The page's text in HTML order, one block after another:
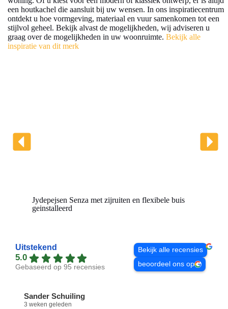
een houtkachel die aansluit bij uw wensen. In ons inspiratiecentrum
ontdekt u hoe vormgeving, materiaal en vuur samenkomen tot een
stijlvol geheel. Bekijk alvast de mogelijkheden, wij adviseren u
graag over de mogelijkheden in uw woonruimte. Bekijk alle
inspiratie van dit merk
Jydepejsen Senza met zijruiten en flexibele buis
geinstalleerd
Uitstekend
5.0
Gebaseerd op 95 recensies
Bekijk alle recensies
beoordeel ons op
Sander Schuiling
3 weken geleden